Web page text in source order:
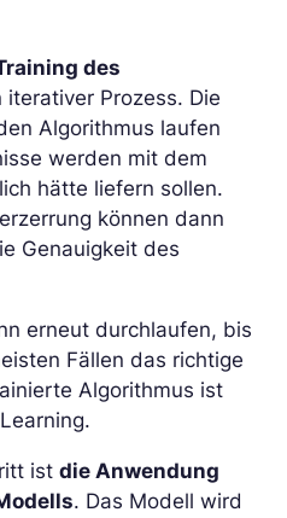
des
iterativer Prozess. Die
Algorithmus laufen
werden mit dem
hätte liefern sollen.
können dann
Genauigkeit des
erneut durchlaufen, bis
Fällen das richtige
Algorithmus ist
ist die Anwendung
. Das Modell wird